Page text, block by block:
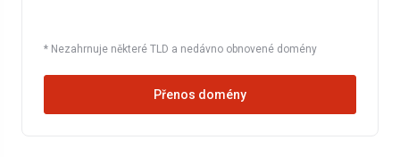
* Nezahrnuje některé TLD a nedávno obnovené domény
Přenos domény